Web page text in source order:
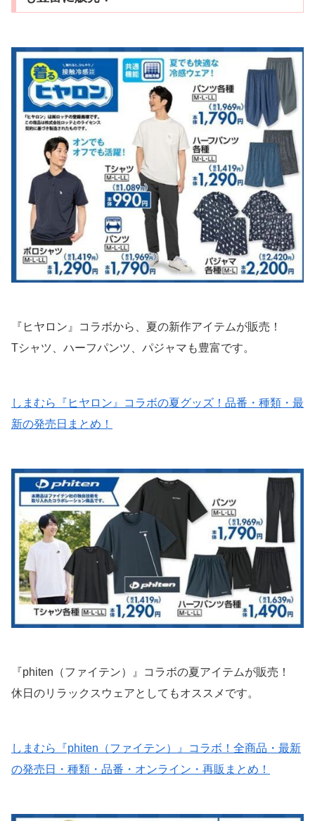
『ヒヤロン』コラボから、夏の新作アイテムが販売！
Tシャツ、ハーフパンツ、パジャマも豊富です。
しまむら『ヒヤロン』コラボの夏グッズ！品番・種類・最
新の発売日まとめ！
『phiten（ファイテン）』コラボの夏アイテムが販売！
休日のリラックスウェアとしてもオススメです。
しまむら『phiten（ファイテン）』コラボ！全商品・最新
の発売日・種類・品番・オンライン・再販まとめ！